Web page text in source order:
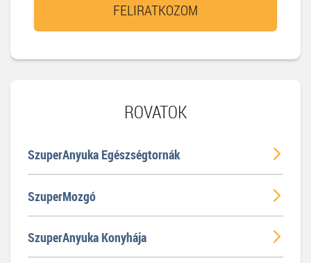
FELIRATKOZOM
ROVATOK
SzuperAnyuka Egészségtornák
SzuperMozgó
SzuperAnyuka Konyhája